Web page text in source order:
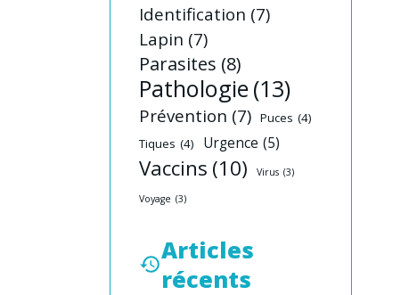
Identification (7)
Lapin (7)
Parasites (8)
Pathologie(13)
Prévention (7) Puces (4)
Tiques (4) Urgence (5)
Vaccins (10) Virus (3)
Voyage (3)
Articles
récents